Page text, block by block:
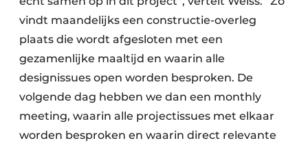
vindt maandelijks een constructie-overleg
plaats die wordt afgesloten met een
gezamenlijke maaltijd en waarin alle
designissues open worden besproken. De
volgende dag hebben we dan een monthly
meeting, waarin alle projectissues met elkaar
worden besproken en waarin direct relevante